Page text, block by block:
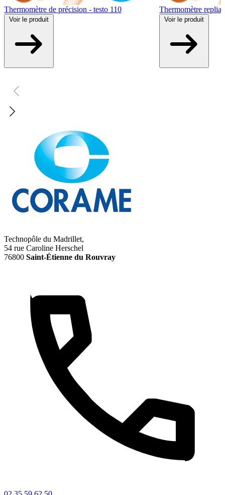
Thermomètre de précision - testo 110
Voir le produit
Thermomètre
Voir le produit
Technopôle du Madrillet,
54 rue Caroline Herschel
76800 Saint-Étienne du Rouvray